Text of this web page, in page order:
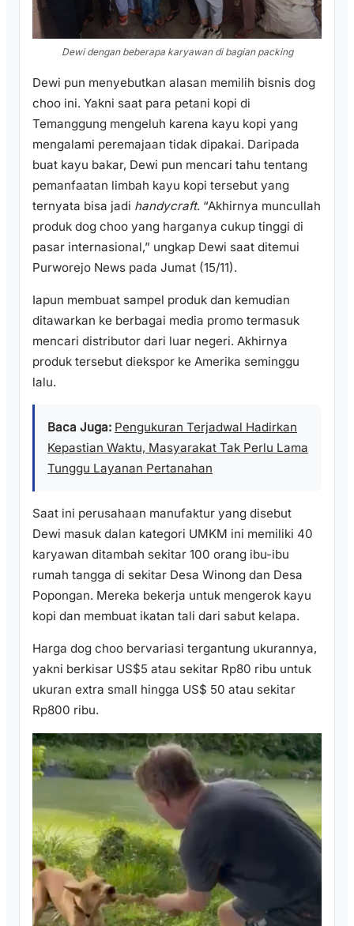
Dewi dengan beberapa karyawan di bagian packing
Dewi pun menyebutkan alasan memilih bisnis dog
choo ini. Yakni saat para petani kopi di
Temanggung mengeluh karena kayu kopi yang
mengalami peremajaan tidak dipakai. Daripada
buat kayu bakar, Dewi pun mencari tahu tentang
pemanfaatan limbah kayu kopi tersebut yang
ternyata bisa jadi handycraft. “Akhirnya muncullah
produk dog choo yang harganya cukup tinggi di
pasar internasional,” ungkap Dewi saat ditemui
Purworejo News pada Jumat (15/11).
Iapun membuat sampel produk dan kemudian
ditawarkan ke berbagai media promo termasuk
mencari distributor dari luar negeri. Akhirnya
produk tersebut diekspor ke Amerika seminggu
lalu.
Baca Juga: Pengukuran Terjadwal Hadirkan
Kepastian Waktu, Masyarakat Tak Perlu Lama
Tunggu Layanan Pertanahan
Saat ini perusahaan manufaktur yang disebut
Dewi masuk dalan kategori UMKM ini memiliki 40
karyawan ditambah sekitar 100 orang ibu-ibu
rumah tangga di sekitar Desa Winong dan Desa
Popongan. Mereka bekerja untuk mengerok kayu
kopi dan membuat ikatan tali dari sabut kelapa.
Harga dog choo bervariasi tergantung ukurannya,
yakni berkisar US$5 atau sekitar Rp80 ribu untuk
ukuran extra small hingga US$ 50 atau sekitar
Rp800 ribu.